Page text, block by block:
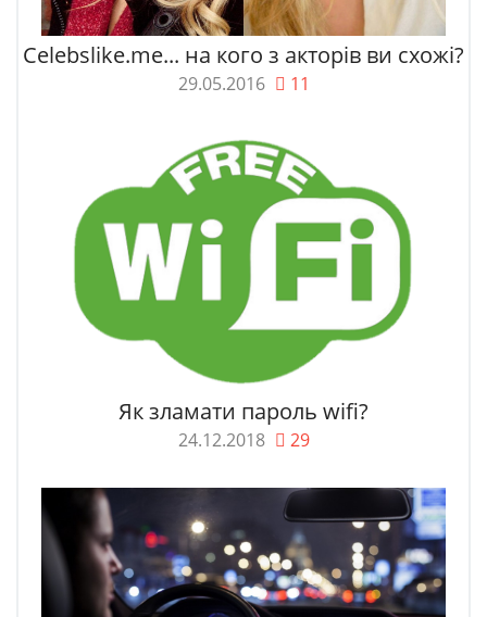
Celebslike.me... на кого з акторів ви схожі?
29.05.2016 11
Як зламати пароль wifi?
24.12.2018 29